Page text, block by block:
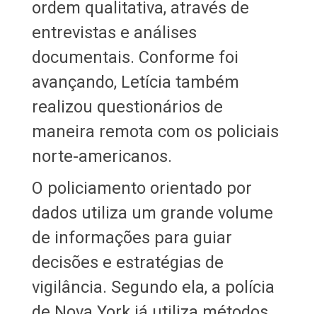
ordem qualitativa, através de
entrevistas e análises
documentais. Conforme foi
avançando, Letícia também
realizou questionários de
maneira remota com os policiais
norte-americanos.
O policiamento orientado por
dados utiliza um grande volume
de informações para guiar
decisões e estratégias de
vigilância. Segundo ela, a polícia